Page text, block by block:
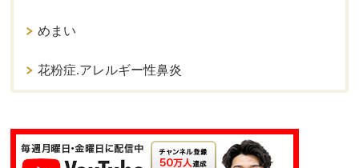
めまい
花粉症.アレルギー性鼻炎